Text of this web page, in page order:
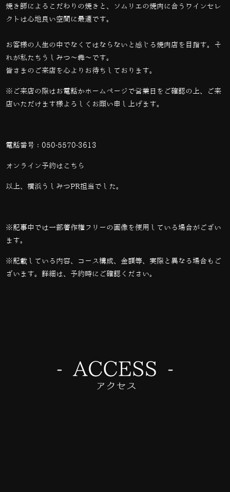
焼き師によるこだわりの焼きと、ソムリエの焼肉に合うワインセレ
クトは心地良い空間に最適です。
お客様の人生の中でなくてはならないと感じる焼肉店を目指す。そ
れが私たちうしみつ～犇～です。
皆さまのご来店を心よりお待ちしております。
※ご来店の際はお電話かホームページで営業日をご確認の上、ご来
店いただけます様よろしくお願い申し上げます。
電話番号： 050-5570-3613
オンライン予約は こちら
以上、横浜うしみつPR担当でした。
※記事中では一部著作権フリーの画像を使用している場合がござい
ます。
※記載している内容、コース構成、金額等、実際と異なる場合もご
ざいます。詳細は、予約時にご確認ください。